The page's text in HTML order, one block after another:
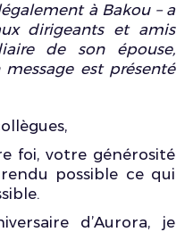
à Bakou – a
dirigeants et amis
de son épouse,
message est présenté
foi, votre générosité
possible ce qui
d’Aurora, je